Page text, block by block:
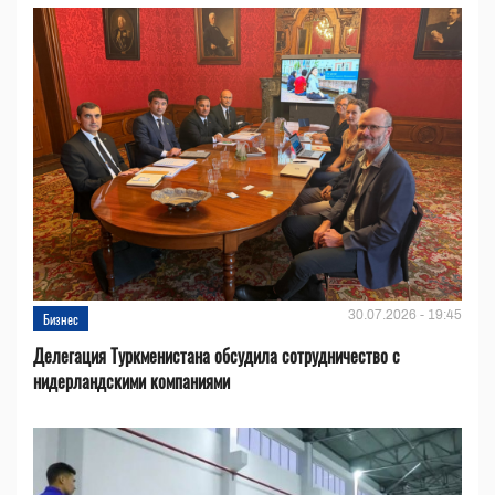
Бизнес 30.07.2026 - 19:45
Делегация Туркменистана обсудила сотрудничество с
нидерландскими компаниями